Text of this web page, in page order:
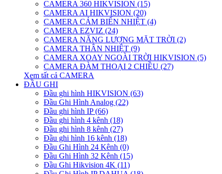
CAMERA 360 HIKVISION (15)
CAMERA AI HIKVISION (20)
CAMERA CẢM BIẾN NHIỆT (4)
CAMERA EZVIZ (24)
CAMERA NĂNG LƯỢNG MẶT TRỜI (2)
CAMERA THÂN NHIỆT (9)
CAMERA XOAY NGOÀI TRỜI HIKVISION (5)
CAMERA ĐÀM THOẠI 2 CHIỀU (27)
Xem tất cả CAMERA
ĐẦU GHI
Đầu ghi hình HIKVISION (63)
Đầu Ghi Hình Analog (22)
Đầu ghi hình IP (66)
Đầu ghi hình 4 kênh (18)
Đầu ghi hình 8 kênh (27)
Đầu ghi hình 16 kênh (18)
Đầu Ghi Hình 24 Kênh (0)
Đầu Ghi Hình 32 Kênh (15)
Đầu Ghi Hikvision 4K (11)